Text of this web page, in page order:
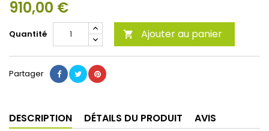
910,00 €
Quantité  Ajouter au panier
Partager
DESCRIPTION DÉTAILS DU PRODUIT AVIS